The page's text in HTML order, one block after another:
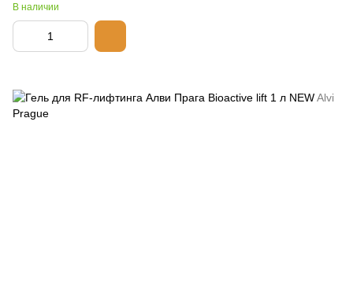
В наличии